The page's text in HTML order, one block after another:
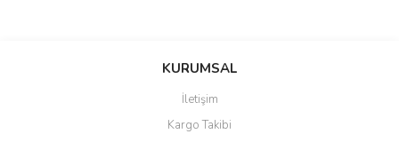
KURUMSAL
İletişim
Kargo Takibi